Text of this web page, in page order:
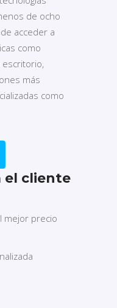
de ocho
acceder a
como
más
como
el cliente
mejor precio